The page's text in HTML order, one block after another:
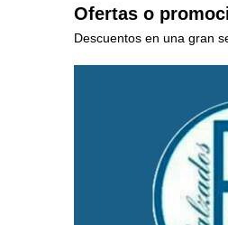
Ofertas o
Descuentos en una gran